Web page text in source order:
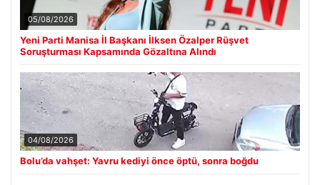
05/08/2026
Yeni Parti Manisa İl Başkanı İlksen Özalper Rüşvet
Soruşturması Kapsamında Gözaltına Alındı
04/08/2026
Bolu’da vahşet: Yavru kediyi önce öptü, sonra boğdu